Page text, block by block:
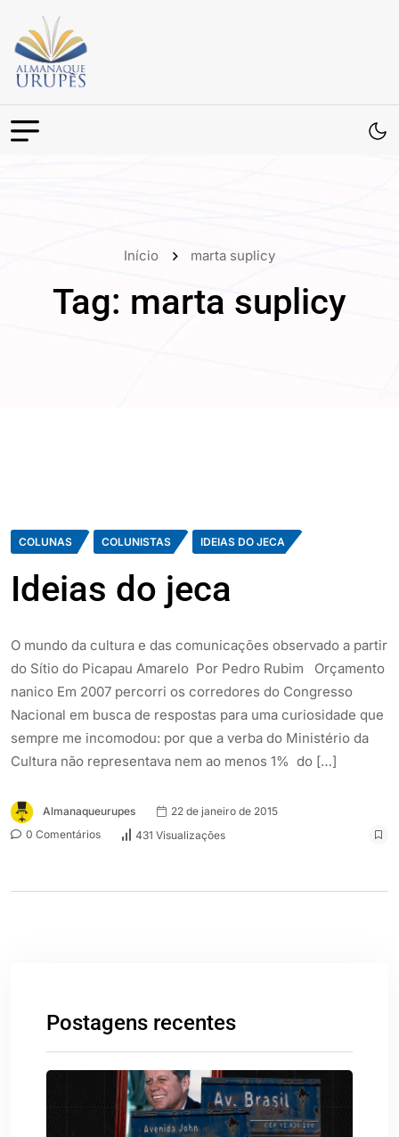
Início marta suplicy
Tag: marta suplicy
COLUNAS COLUNISTAS IDEIAS DO JECA
Ideias do jeca
O mundo da cultura e das comunicações observado a partir
do Sítio do Picapau Amarelo Por Pedro Rubim Orçamento
nanico Em 2007 percorri os corredores do Congresso
Nacional em busca de respostas para uma curiosidade que
sempre me incomodou: por que a verba do Ministério da
Cultura não representava nem ao menos 1% do […]
Almanaqueurupes
22 de janeiro de 2015
0 Comentários
431 Visualizações
Postagens recentes